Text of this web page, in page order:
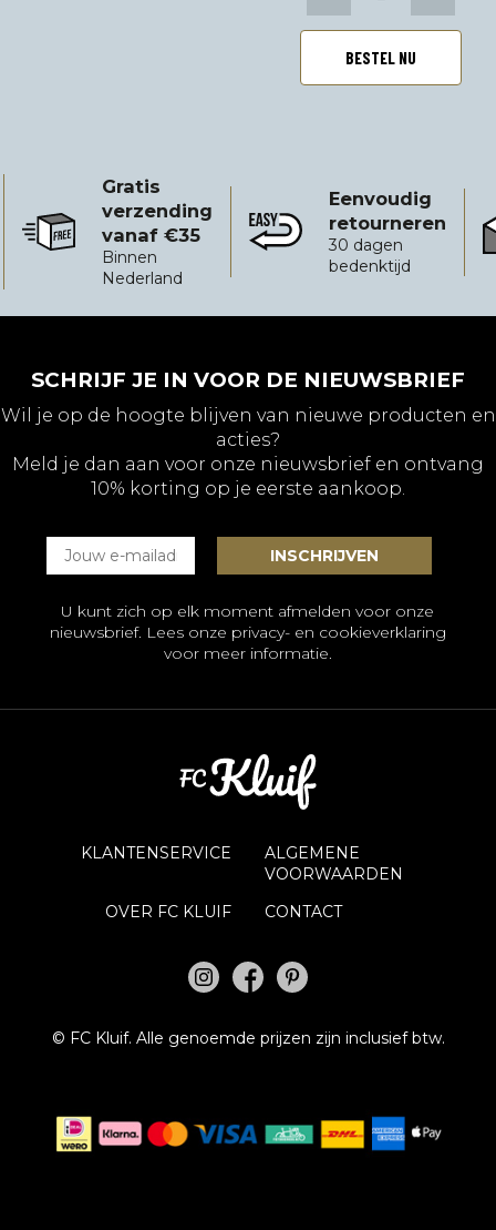
(exclusief
lamp)
BESTEL NU
Gratis
verzending
vanaf €35
Binnen
Nederland
Gratis verzending vanaf €35
Eenvoudig
retourneren
30 dagen
bedenktijd
Eenvoudig retourneren
SCHRIJF JE IN VOOR DE NIEUWSBRIEF
Wil je op de hoogte blijven van nieuwe producten en
acties?
Meld je dan aan voor onze nieuwsbrief en ontvang
10% korting op je eerste aankoop.
U kunt zich op elk moment afmelden voor onze
nieuwsbrief. Lees onze privacy- en cookieverklaring
voor meer informatie.
KLANTENSERVICE
ALGEMENE
VOORWAARDEN
OVER FC KLUIF
CONTACT
© FC Kluif. Alle genoemde prijzen zijn inclusief btw.